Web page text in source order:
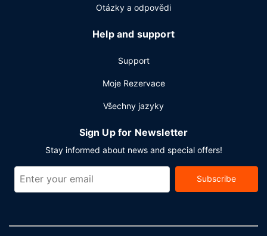
Otázky a odpovědi
Help and support
Support
Moje Rezervace
Všechny jazyky
Sign Up for Newsletter
Stay informed about news and special offers!
Subscribe